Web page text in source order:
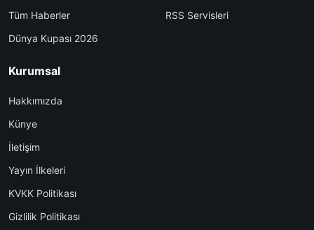
Tüm Haberler
Dünya Kupası 2026
RSS Servisleri
Kurumsal
Hakkımızda
Künye
İletişim
Yayın İlkeleri
KVKK Politikası
Gizlilik Politikası